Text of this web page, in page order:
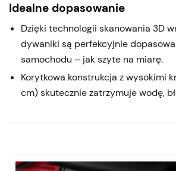
Idealne dopasowanie
Dzięki technologii skanowania 3D
dywaniki są perfekcyjnie
samochodu – jak szyte na miarę.
Korytkowa konstrukcja z wysokimi
cm) skutecznie zatrzymuje wodę,